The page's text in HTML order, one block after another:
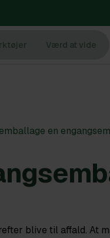
Værd at vide
en
blive til affald. At